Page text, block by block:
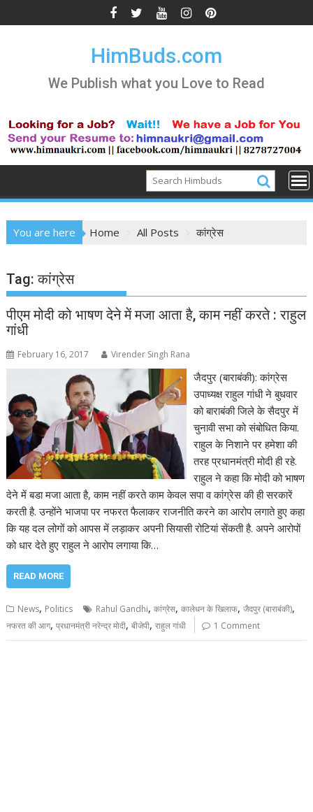
to
HimBuds.com
We Publish what you Love to Read
You are here Home All Posts कांग्रेस
Tag:कांग्रेस
पीएम मोदी को भाषण देने में मजा आता है, काम नहीं करते : राहुल
गांधी
February 16, 2017 Virender Singh Rana
जैदपुर (बाराबंकी): कांग्रेस
उपाध्यक्ष राहुल गांधी ने बुधवार
को बाराबंकी जिले के सैदपुर में
चुनावी सभा को संबोधित किया.
राहुल के निशाने पर हमेशा की
तरह प्रधानमंत्री मोदी ही रहे.
राहुल ने कहा कि मोदी को भाषण
देने में बडा मजा आता है, काम नहीं करते काम केवल सपा व कांग्रेस की ही सरकारें
करती है. उन्होंने भाजपा पर नफरत फैलाकर राजनीति करने का आरोप लगाते हुए कहा
कि यह दल लोगों को आपस में लड़ाकर अपनी सियासी रोटियां सेंकती है. अपने आरोपों
को धार देते हुए राहुल ने आरोप लगाया कि…
READ MORE
News, Politics Rahul Gandhi,कांग्रेस,कालेधन के खिलाफ,जैदपुर (बाराबंकी),
नफरत की आग,प्रधानमंत्री नरेन्द्र मोदी,बीजेपी,राहुल गांधी 1 Comment